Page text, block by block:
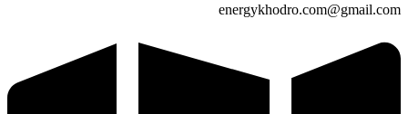
energykhodro.com@gmail.com